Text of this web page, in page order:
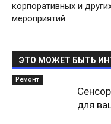
корпоративных и
мероприятий
ЭТО МОЖЕТ БЫТЬ
Ремонт
для